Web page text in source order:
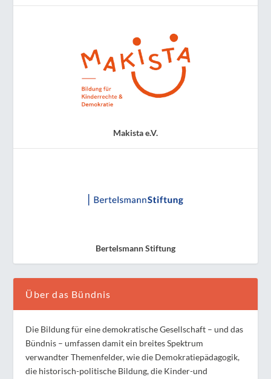
Makista e.V.
Bertelsmann Stiftung
Über das Bündnis
Die Bildung für eine demokratische Gesellschaft – und das
Bündnis – umfassen damit ein breites Spektrum
verwandter Themenfelder, wie die Demokratiepädagogik,
die historisch-politische Bildung, die Kinder-und